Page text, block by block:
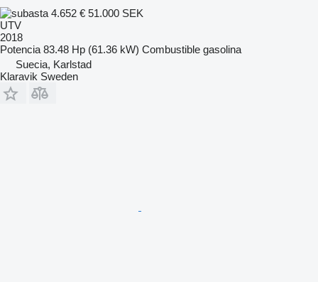
4.652 € 51.000 SEK
UTV
2018
Potencia 83.48 Hp (61.36 kW) Combustible gasolina
Suecia, Karlstad
Klaravik Sweden